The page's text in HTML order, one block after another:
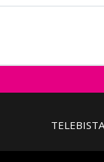
TELEBISTA